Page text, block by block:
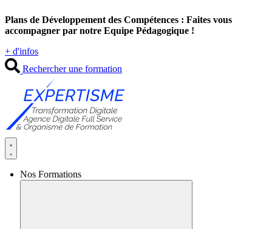
au
contenu
Plans de Développement des Compétences : Faites vous
accompagner par notre Equipe Pédagogique !
+ d'infos
Rechercher une formation
Nos Formations